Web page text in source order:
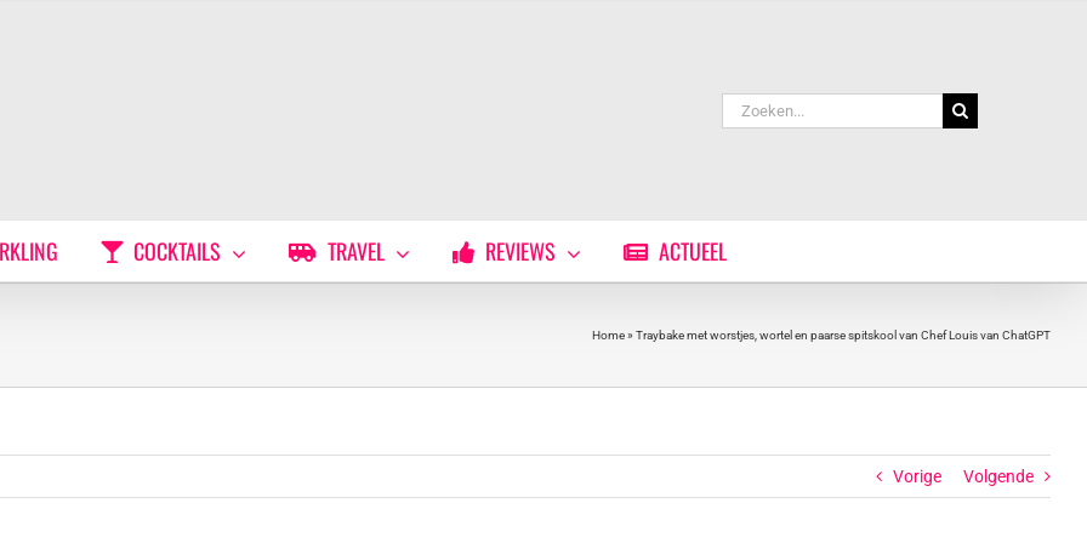
Zoeken
naar:
COCKTAILS TRAVEL REVIEWS ACTUEEL
Home» Traybake met worstjes, wortel en paarse spitskool van Chef Louis van ChatGPT
Vorige Volgende